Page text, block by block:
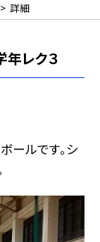
> 詳細
レク３
ールです。シ